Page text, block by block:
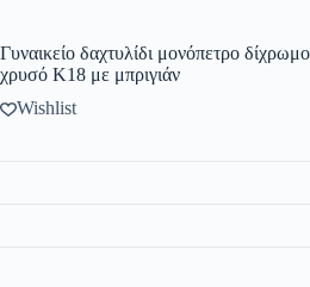
Γυναικείο δαχτυλίδι μονόπετρο
χρυσό Κ18 με μπριγιάν
Wishlist